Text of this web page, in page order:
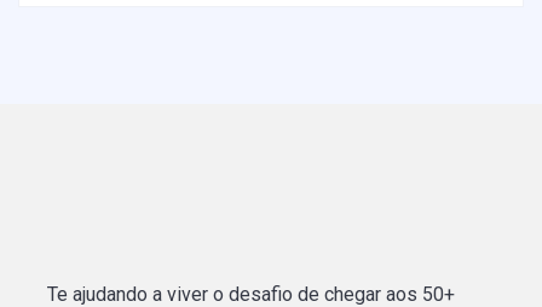
Te ajudando a viver o desafio de chegar aos 50+